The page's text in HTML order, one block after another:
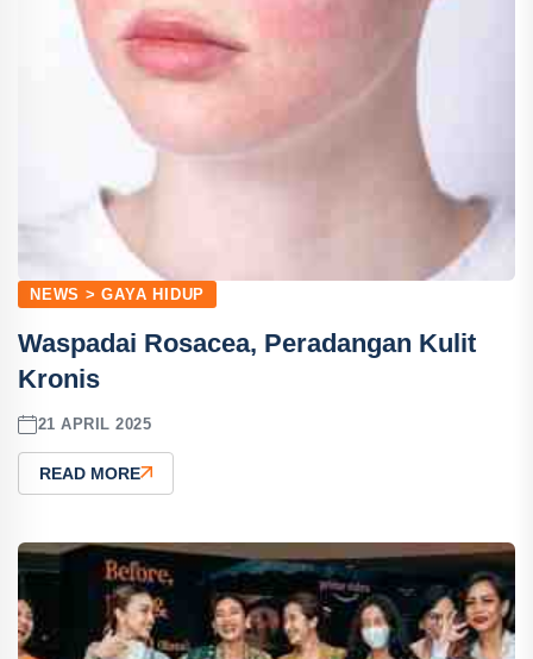
NEWS > GAYA HIDUP
Waspadai Rosacea, Peradangan Kulit
Kronis
21 APRIL 2025
READ MORE